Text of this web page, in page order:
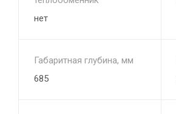
нет
Габаритная глубина, мм
685